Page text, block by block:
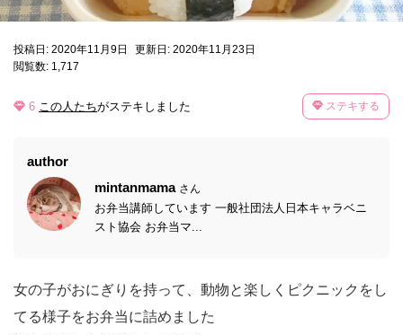
投稿日: 2020年11月9日
更新日: 2020年11月23日
閲覧数: 1,717
6 この人たちがステキしました ステキする
author
mintanmama さん
お弁当講師しています 一般社団法人日本キャラベニ
スト協会 お弁当マ...
女の子がおにぎりを持って、動物と楽しくピクニックをし
てる様子をお弁当に詰めました